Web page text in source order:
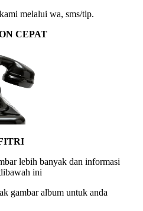
melalui wa, sms/tlp.
CEPAT
lebih banyak dan informasi
ini
gambar album untuk anda